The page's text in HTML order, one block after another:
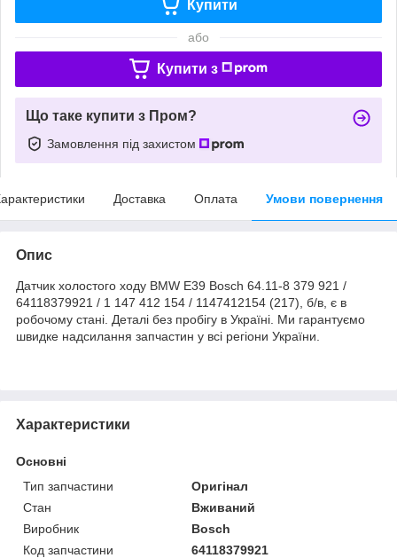
Купити
або
Купити з
Що таке купити з Пром?
Замовлення під захистом
Доставка Оплата Умови повернення
Опис
Датчик холостого ходу BMW E39 Bosch 64.11-8 379 921 /
64118379921 / 1 147 412 154 / 1147412154 (217), б/в, є в
робочому стані. Деталі без пробігу в Україні. Ми гарантуємо
швидке надсилання запчастин у всі регіони України.
Характеристики
Основні
Тип запчастини
Оригінал
Стан
Вживаний
Виробник
Bosch
Код запчастини
64118379921